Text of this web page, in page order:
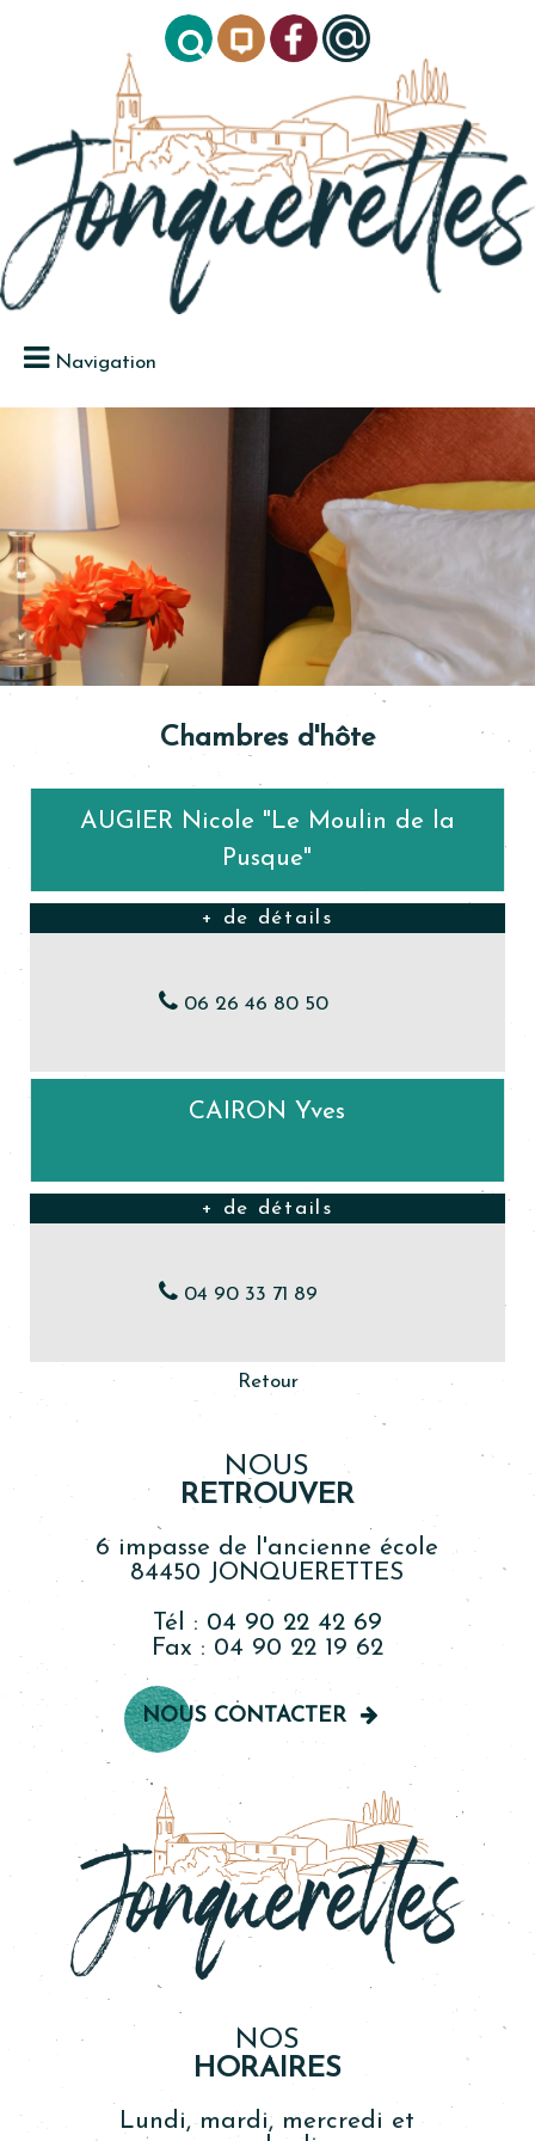
Navigation
Chambres d'hôte
AUGIER Nicole "Le Moulin de la
Pusque"
06 26 46 80 50
CAIRON Yves
04 90 33 71 89
Retour
NOUS
RETROUVER
6 impasse de l'ancienne école
84450 JONQUERETTES
Tél : 04 90 22 42 69
Fax : 04 90 22 19 62
NOUS CONTACTER
NOS
HORAIRES
Lundi, mardi, mercredi et